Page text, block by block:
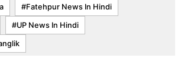
Fatehpur News In Hindi
UP News In Hindi